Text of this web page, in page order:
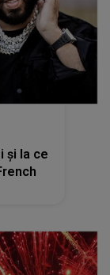
și la ce